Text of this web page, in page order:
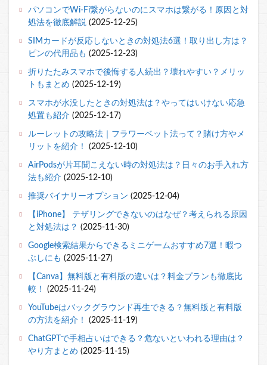
パソコンでWi-Fi繋がらないのにスマホは繋がる！原因と対
処法を徹底解説 (2025-12-25)
SIMカードが反応しないときの対処法6選！取り出し方は？
ピンの代用品も (2025-12-23)
折りたたみスマホで後悔する人続出？壊れやすい？メリッ
トもまとめ (2025-12-19)
スマホが水没したときの対処法は？やってはいけない応急
処置も紹介 (2025-12-17)
ルーレットの攻略法｜フラワーベット法って？賭け方やメ
リットを紹介！
(2025-12-10)
AirPodsが片耳聞こえない時の対処法は？日々のお手入れ方
法も紹介 (2025-12-10)
推奨バイナリーオプション (2025-12-04)
【iPhone】 テザリングできないのはなぜ？考えられる原因
と対処法は？ (2025-11-30)
Google検索結果からできるミニゲームおすすめ7選！暇つ
ぶしにも (2025-11-27)
【Canva】無料版と有料版の違いは？料金プランも徹底比
較！
(2025-11-24)
YouTubeはバックグラウンド再生できる？無料版と有料版
の方法を紹介！
(2025-11-19)
ChatGPTで手相占いはできる？危ないといわれる理由は？
やり方まとめ (2025-11-15)